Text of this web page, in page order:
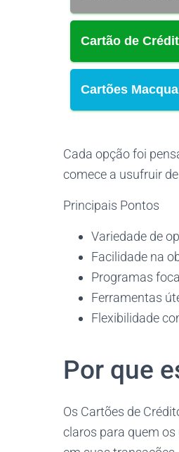
Cartão de
Cartões
Cada opção foi
comece a usufruir
Principais Pontos
Variedade de
Facilidade na
Programas
Ferramentas
Flexibilidade
Por que
Os Cartões de
claros para quem os